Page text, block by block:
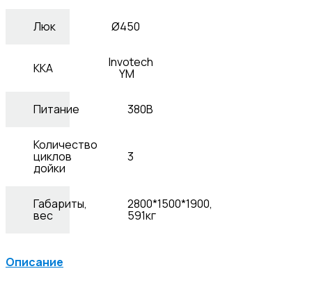
Люк Ø450
ККА Invotech
YM
Питание 380В
Количество
циклов
дойки
3
Габариты,
вес
2800*1500*1900,
591кг
Описание